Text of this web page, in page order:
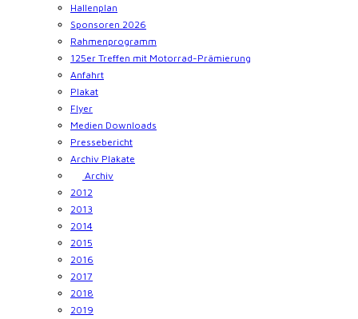
Hallenplan
Sponsoren 2026
Rahmenprogramm
125er Treffen mit Motorrad-Prämierung
Anfahrt
Plakat
Flyer
Medien Downloads
Pressebericht
Archiv Plakate
Archiv
2012
2013
2014
2015
2016
2017
2018
2019